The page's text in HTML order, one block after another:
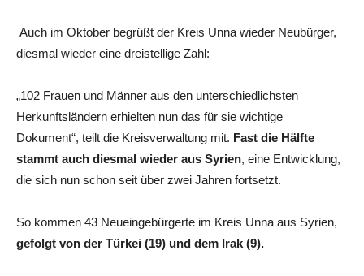
Auch im Oktober begrüßt der Kreis Unna wieder Neubürger,
diesmal wieder eine dreistellige Zahl:
„102 Frauen und Männer aus den unterschiedlichsten
Herkunftsländern erhielten nun das für sie wichtige
Dokument“, teilt die Kreisverwaltung mit. Fast die Hälfte
stammt auch diesmal wieder aus Syrien, eine Entwicklung,
die sich nun schon seit über zwei Jahren fortsetzt.
So kommen 43 Neueingebürgerte im Kreis Unna aus Syrien,
gefolgt von der Türkei (19) und dem Irak (9).